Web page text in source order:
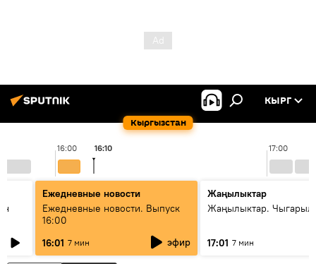
Кыргызстан
КЫРГ
16:00 17:00
16:10
Ежедневные новости
Ежедневные новости. Выпуск
16:00
16:01 7 мин эфир
Жаңылыктар
Жаңылыктар.
17:01 7 мин